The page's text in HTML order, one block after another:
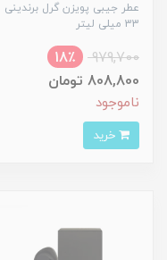
عطر جیبی پویزن گرل برندینی
33 میلی لیتر
979,700
18٪
808,800 تومان
ناموجود